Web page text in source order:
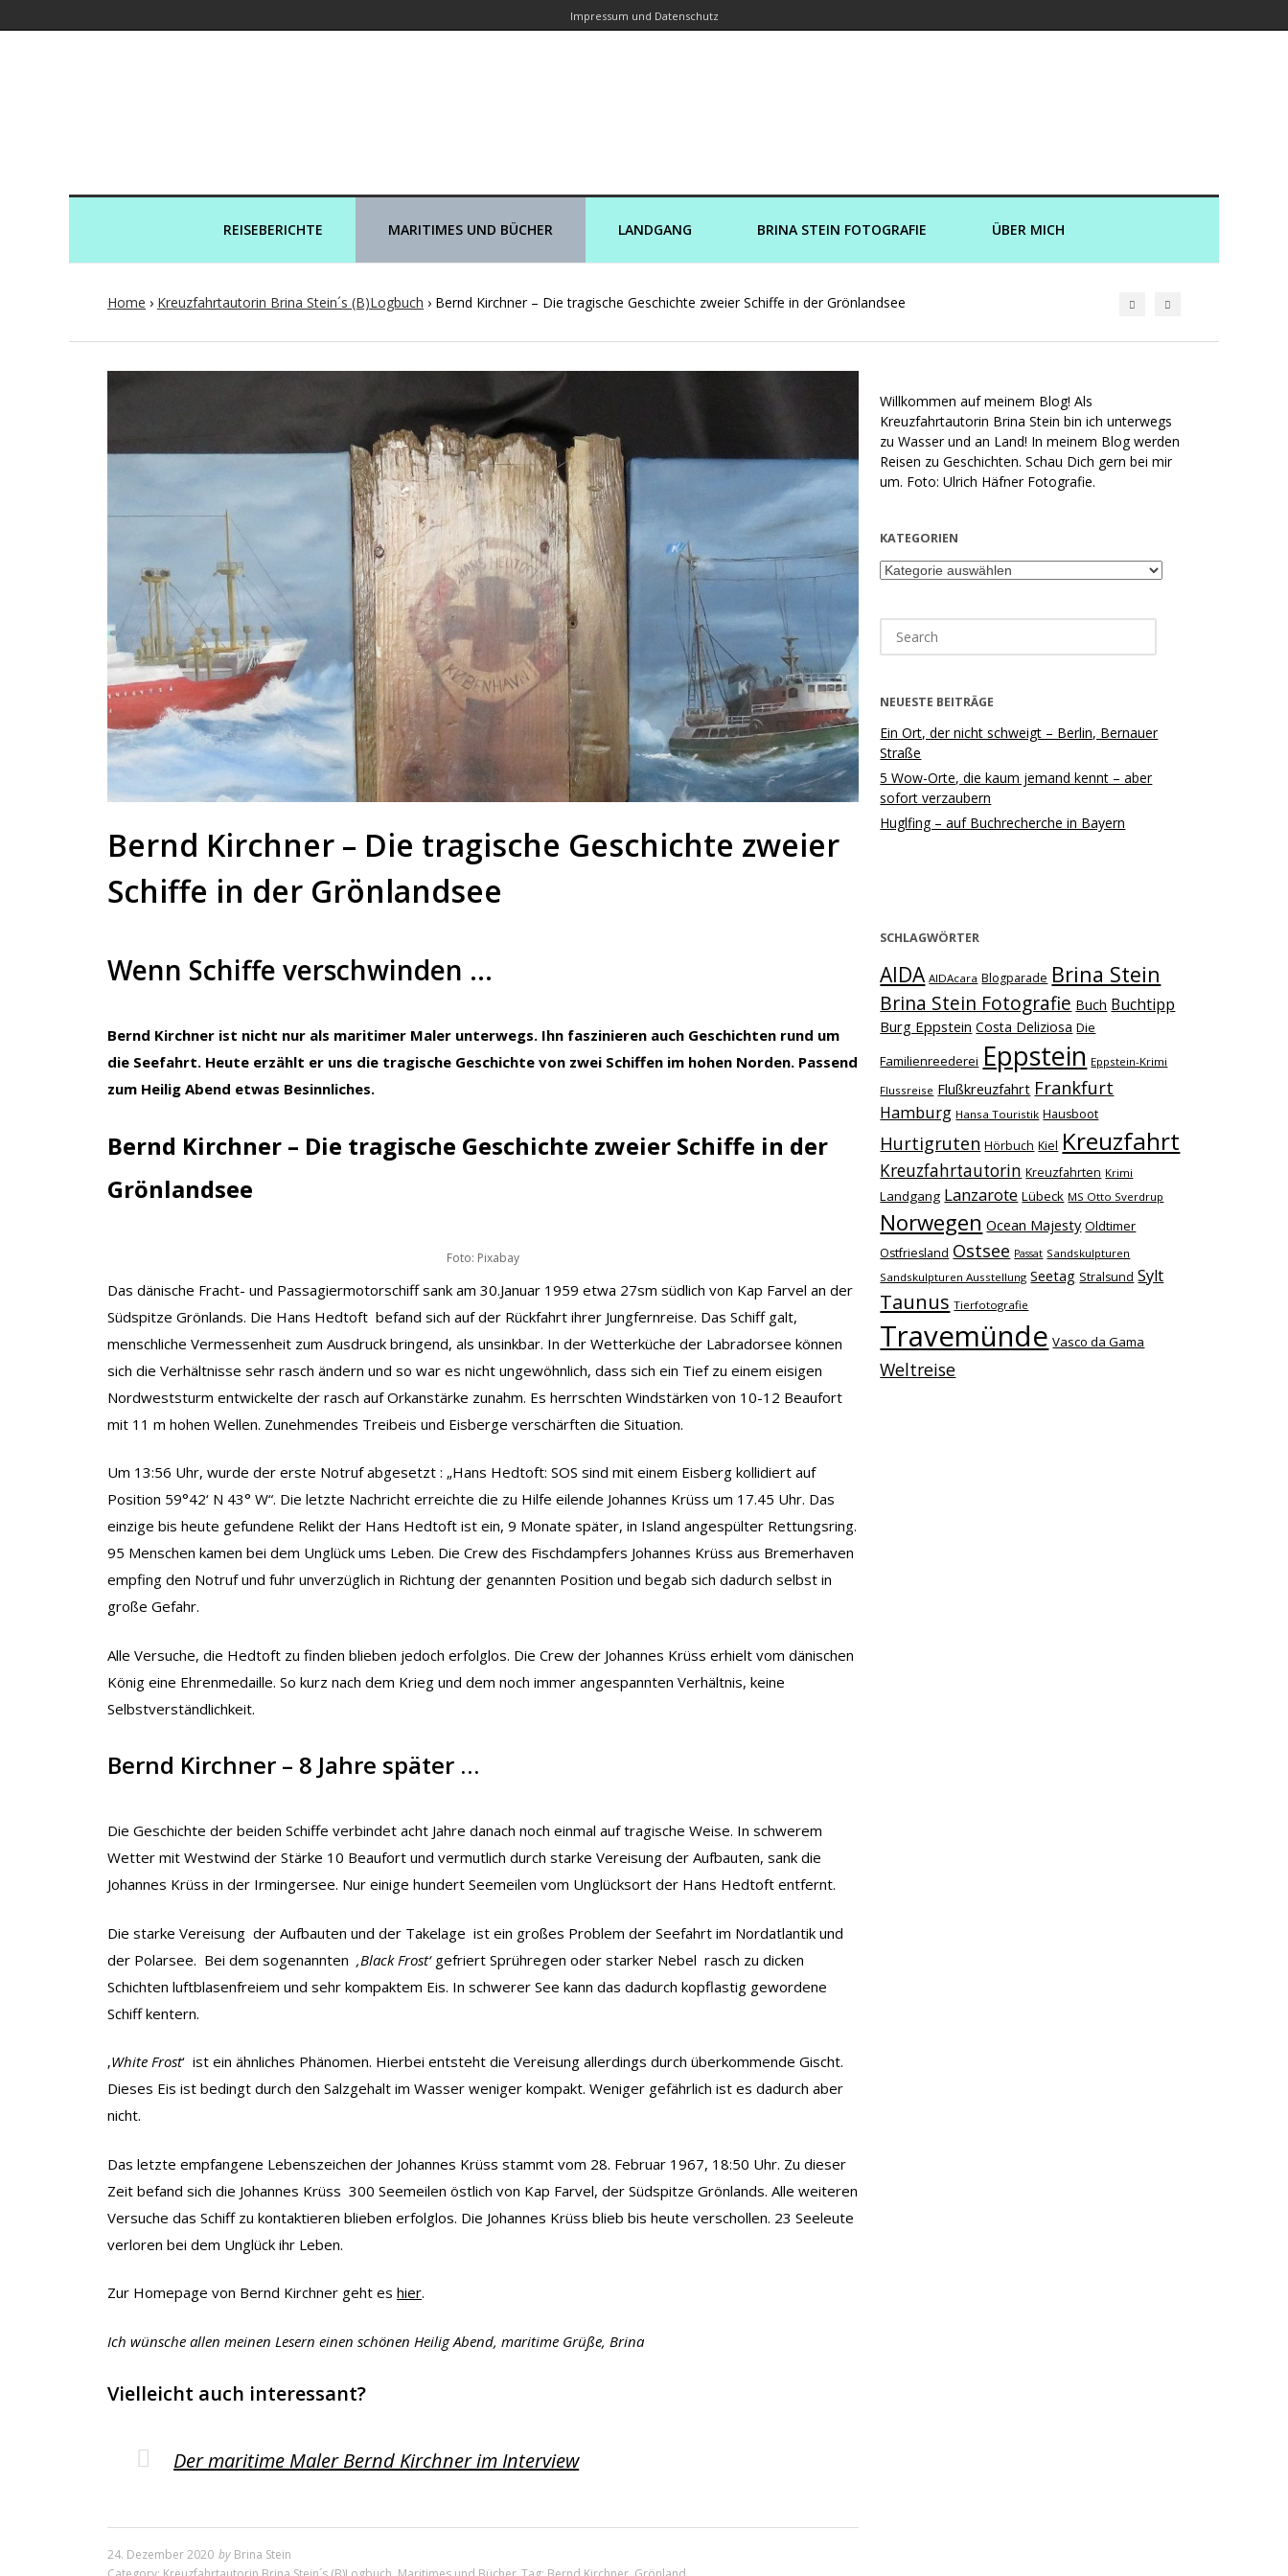
Impressum und Datenschutz
REISEBERICHTE MARITIMES UND BÜCHER LANDGANG BRINA STEIN FOTOGRAFIE ÜBER MICH
Home › Kreuzfahrtautorin Brina Stein´s (B)Logbuch › Bernd Kirchner – Die tragische Geschichte zweier Schiffe in der Grönlandsee
Bernd Kirchner – Die tragische Geschichte zweier
Schiffe in der Grönlandsee
Wenn Schiffe verschwinden …
Bernd Kirchner ist nicht nur als maritimer Maler unterwegs. Ihn faszinieren auch Geschichten rund um
die Seefahrt. Heute erzählt er uns die tragische Geschichte von zwei Schiffen im hohen Norden. Passend
zum Heilig Abend etwas Besinnliches.
Bernd Kirchner – Die tragische Geschichte zweier Schiffe in der
Grönlandsee
Foto: Pixabay
Das dänische Fracht- und Passagiermotorschiff sank am 30.Januar 1959 etwa 27sm südlich von Kap Farvel an der
Südspitze Grönlands. Die Hans Hedtoft befand sich auf der Rückfahrt ihrer Jungfernreise. Das Schiff galt,
menschliche Vermessenheit zum Ausdruck bringend, als unsinkbar. In der Wetterküche der Labradorsee können
sich die Verhältnisse sehr rasch ändern und so war es nicht ungewöhnlich, dass sich ein Tief zu einem eisigen
Nordweststurm entwickelte der rasch auf Orkanstärke zunahm. Es herrschten Windstärken von 10-12 Beaufort
mit 11 m hohen Wellen. Zunehmendes Treibeis und Eisberge verschärften die Situation.
Um 13:56 Uhr, wurde der erste Notruf abgesetzt : „Hans Hedtoft: SOS sind mit einem Eisberg kollidiert auf
Position 59°42‘ N 43° W“. Die letzte Nachricht erreichte die zu Hilfe eilende Johannes Krüss um 17.45 Uhr. Das
einzige bis heute gefundene Relikt der Hans Hedtoft ist ein, 9 Monate später, in Island angespülter Rettungsring.
95 Menschen kamen bei dem Unglück ums Leben. Die Crew des Fischdampfers Johannes Krüss aus Bremerhaven
empfing den Notruf und fuhr unverzüglich in Richtung der genannten Position und begab sich dadurch selbst in
große Gefahr.
Alle Versuche, die Hedtoft zu finden blieben jedoch erfolglos. Die Crew der Johannes Krüss erhielt vom dänischen
König eine Ehrenmedaille. So kurz nach dem Krieg und dem noch immer angespannten Verhältnis, keine
Selbstverständlichkeit.
Bernd Kirchner – 8 Jahre später …
Die Geschichte der beiden Schiffe verbindet acht Jahre danach noch einmal auf tragische Weise. In schwerem
Wetter mit Westwind der Stärke 10 Beaufort und vermutlich durch starke Vereisung der Aufbauten, sank die
Johannes Krüss in der Irmingersee. Nur einige hundert Seemeilen vom Unglücksort der Hans Hedtoft entfernt.
Die starke Vereisung der Aufbauten und der Takelage ist ein großes Problem der Seefahrt im Nordatlantik und
der Polarsee. Bei dem sogenannten ‚Black Frost‘gefriert Sprühregen oder starker Nebel rasch zu dicken
Schichten luftblasenfreiem und sehr kompaktem Eis. In schwerer See kann das dadurch kopflastig gewordene
Schiff kentern.
‚White Frost‘ ist ein ähnliches Phänomen. Hierbei entsteht die Vereisung allerdings durch überkommende Gischt.
Dieses Eis ist bedingt durch den Salzgehalt im Wasser weniger kompakt. Weniger gefährlich ist es dadurch aber
nicht.
Das letzte empfangene Lebenszeichen der Johannes Krüss stammt vom 28. Februar 1967, 18:50 Uhr. Zu dieser
Zeit befand sich die Johannes Krüss 300 Seemeilen östlich von Kap Farvel, der Südspitze Grönlands. Alle weiteren
Versuche das Schiff zu kontaktieren blieben erfolglos. Die Johannes Krüss blieb bis heute verschollen. 23 Seeleute
verloren bei dem Unglück ihr Leben.
Zur Homepage von Bernd Kirchner geht es hier.
Ich wünsche allen meinen Lesern einen schönen Heilig Abend, maritime Grüße, Brina
Vielleicht auch interessant?
Der maritime Maler Bernd Kirchner im Interview
24. Dezember 2020 by Brina Stein
Willkommen auf meinem Blog! Als
Kreuzfahrtautorin Brina Stein bin ich unterwegs
zu Wasser und an Land! In meinem Blog werden
Reisen zu Geschichten. Schau Dich gern bei mir
um. Foto: Ulrich Häfner Fotografie.
KATEGORIEN
Kategorien
for:
NEUESTE BEITRÄGE
Ein Ort, der nicht schweigt – Berlin, Bernauer
Straße
5 Wow-Orte, die kaum jemand kennt – aber
sofort verzaubern
Huglfing – auf Buchrecherche in Bayern
SCHLAGWÖRTER
AIDA AIDAcara Blogparade Brina Stein
Brina Stein Fotografie Buch Buchtipp
Burg Eppstein Costa Deliziosa Die
Familienreederei Eppstein Eppstein-Krimi
Flussreise Flußkreuzfahrt Frankfurt
Hamburg Hansa Touristik Hausboot
Hurtigruten Hörbuch Kiel Kreuzfahrt
Kreuzfahrtautorin Kreuzfahrten Krimi
Landgang Lanzarote Lübeck MS Otto Sverdrup
Norwegen Ocean Majesty Oldtimer
Ostfriesland Ostsee Passat Sandskulpturen
Sandskulpturen Ausstellung Seetag Stralsund Sylt
Taunus Tierfotografie
Travemünde Vasco da Gama
Weltreise